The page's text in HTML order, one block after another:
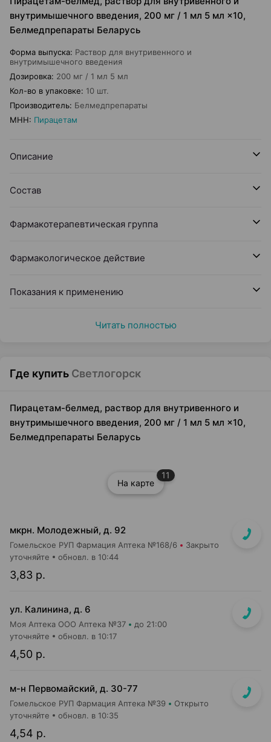
внутримышечного введения, 200 мг / 1 мл 5 мл ×10,
Белмедпрепараты Беларусь
Форма выпуска: Раствор для внутривенного и
внутримышечного введения
Дозировка: 200 мг / 1 мл 5 мл
Кол-во в упаковке: 10 шт.
Производитель: Белмедпрепараты
МНН: Пирацетам
Описание
Состав
Фармакотерапевтическая группа
Фармакологическое действие
Показания к применению
Читать полностью
Где купить Светлогорск
Пирацетам-белмед, раствор для внутривенного и
внутримышечного введения, 200 мг / 1 мл 5 мл ×10,
Белмедпрепараты Беларусь
На карте
11
мкрн. Молодежный, д. 92
Гомельское РУП Фармация Аптека №168/6 Закрыто
3,83 р.
уточняйте обновл. в 10:44
ул. Калинина, д. 6
Моя Аптека ООО Аптека №37 до 21:00
4,50 р.
уточняйте обновл. в 10:17
м-н Первомайский, д. 30-77
Гомельское РУП Фармация Аптека №39 Открыто
4,54 р.
уточняйте обновл. в 10:35